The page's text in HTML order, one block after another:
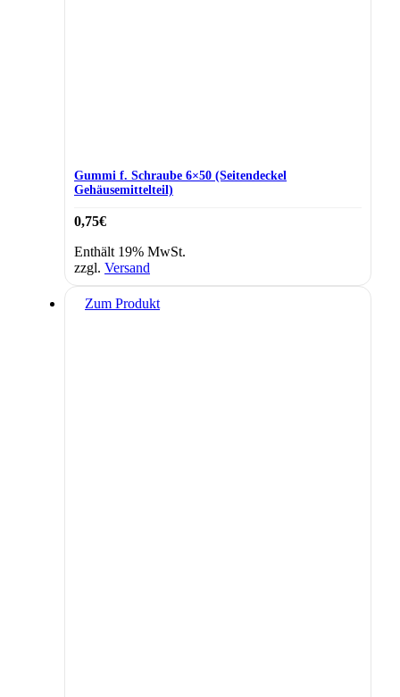
Gummi f. Schraube 6×50 (Seitendeckel
Gehäusemittelteil)
0,75€
Enthält 19% MwSt.
zzgl. Versand
Zum Produkt